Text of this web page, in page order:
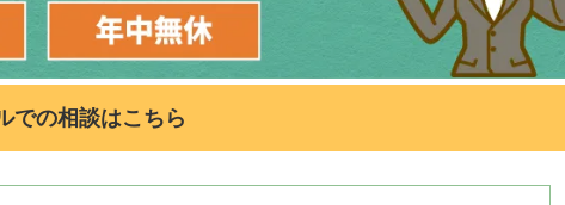
での相談はこちら